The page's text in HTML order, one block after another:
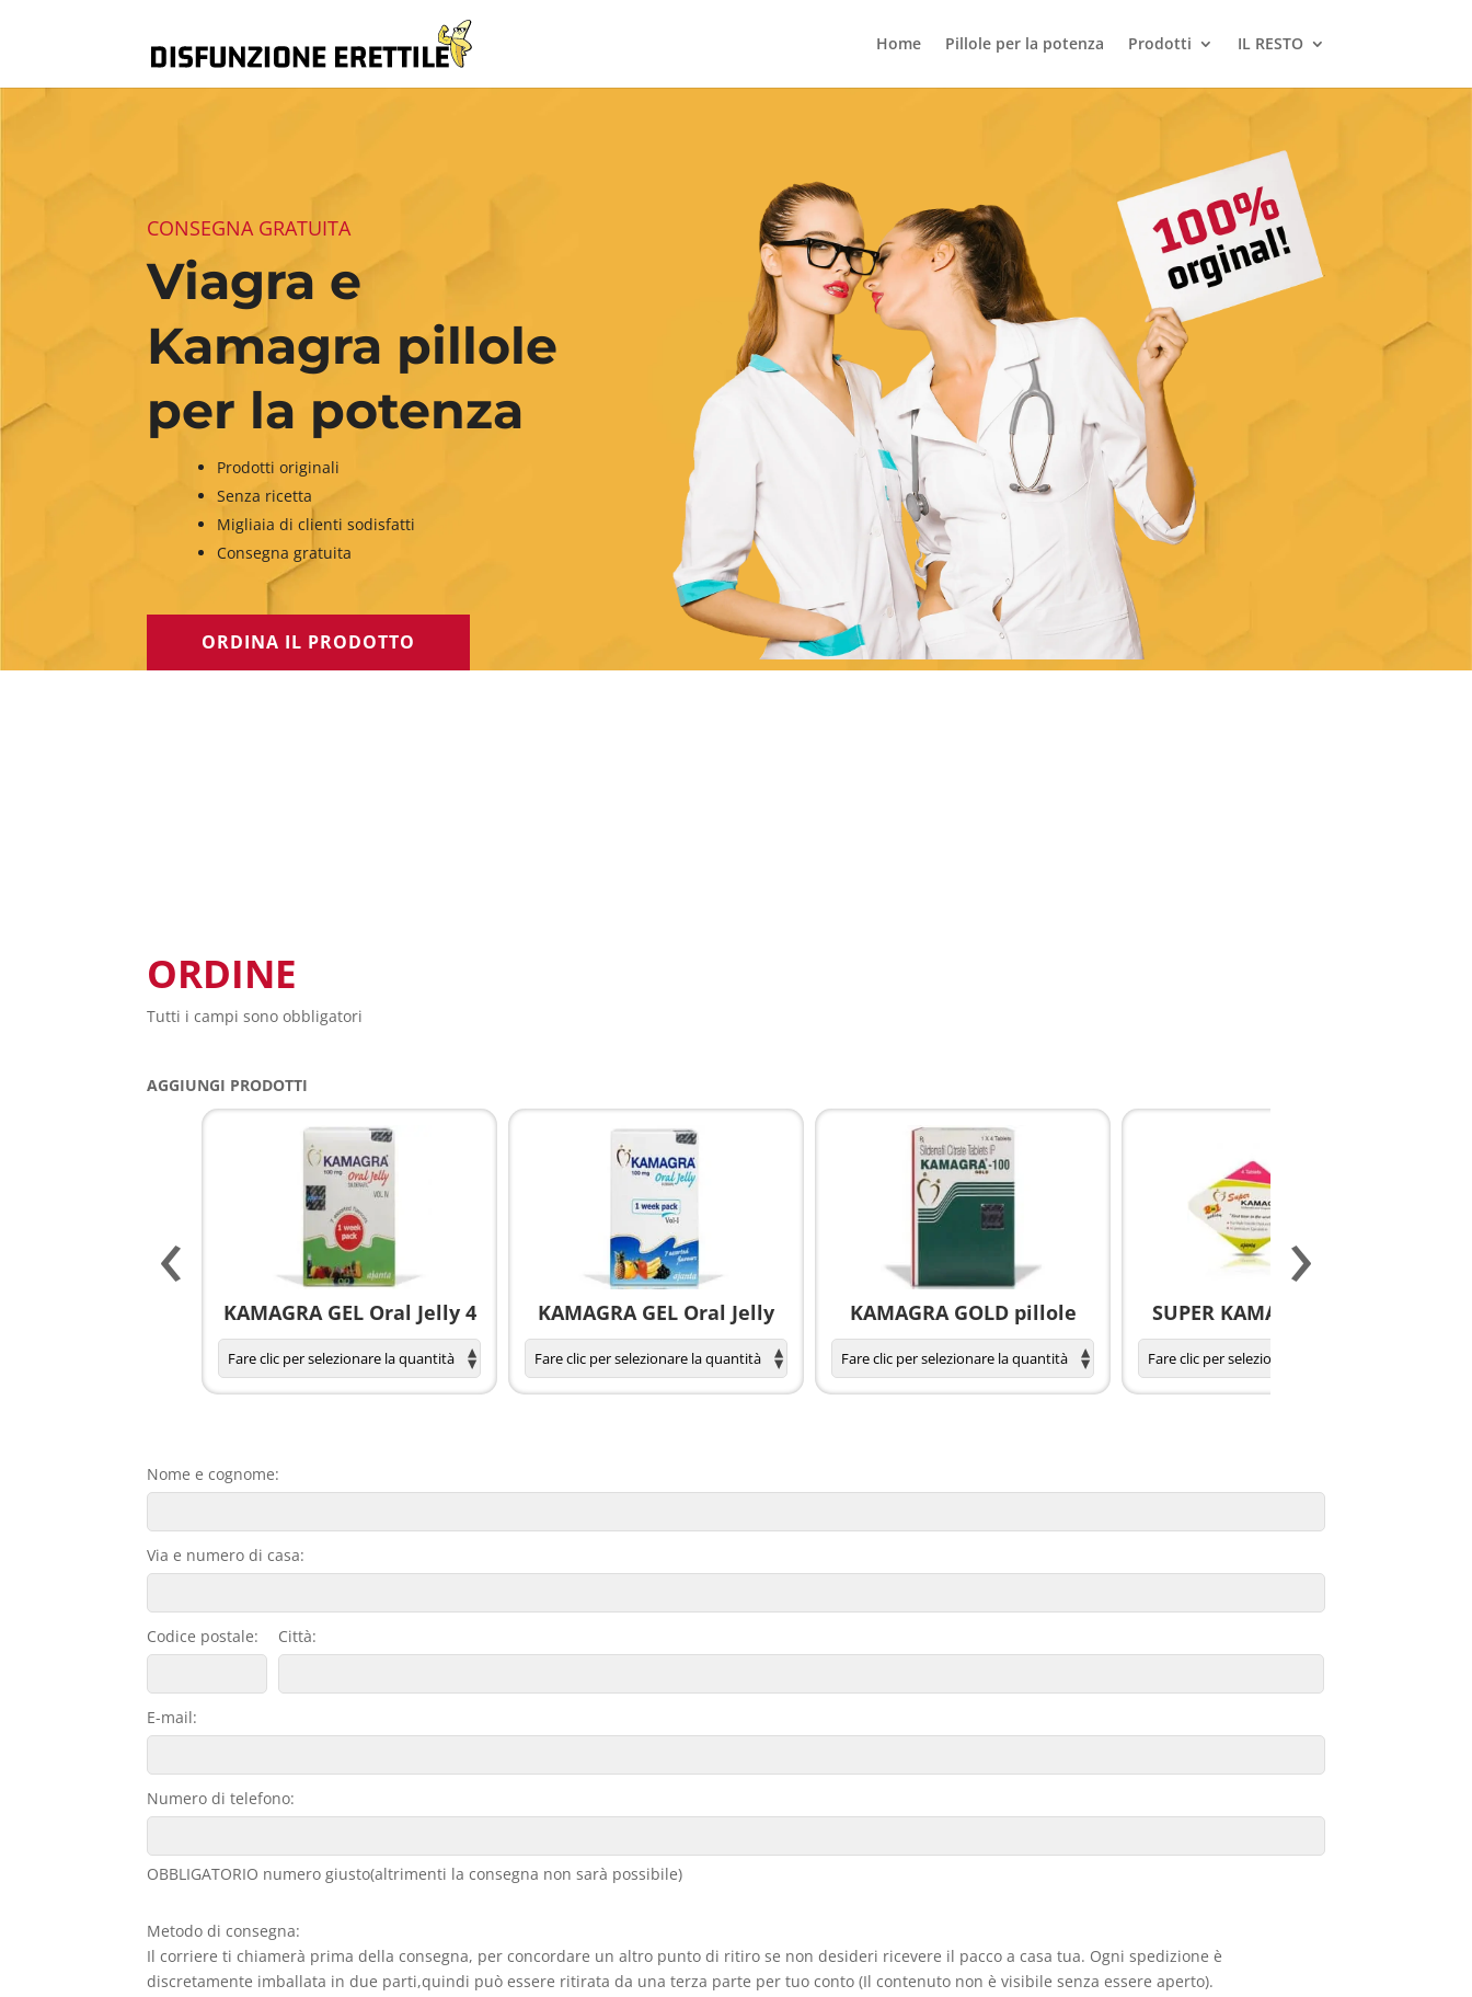
Home Pillole per la potenza Prodotti IL RESTO
CONSEGNA GRATUITA
Viagra e
Kamagra pillole
per la potenza
Prodotti originali
Senza ricetta
Migliaia di clienti sodisfatti
Consegna gratuita
ORDINA IL PRODOTTO
ORDINE
Tutti i campi sono obbligatori
AGGIUNGI PRODOTTI
KAMAGRA GEL Oral Jelly 4 KAMAGRA GEL Oral Jelly KAMAGRA GOLD pillole SUPER KAMAGRA pillole
‹ ›
Nome e cognome:
Via e numero di casa:
Codice postale: Città:
E-mail:
Numero di telefono:
OBBLIGATORIO numero giusto(altrimenti la consegna non sarà possibile)
Metodo di consegna:
Il corriere ti chiamerà prima della consegna, per concordare un altro punto di ritiro se non desideri ricevere il pacco a casa tua. Ogni spedizione è
discretamente imballata in due parti,quindi può essere ritirata da una terza parte per tuo conto (Il contenuto non è visibile senza essere aperto).